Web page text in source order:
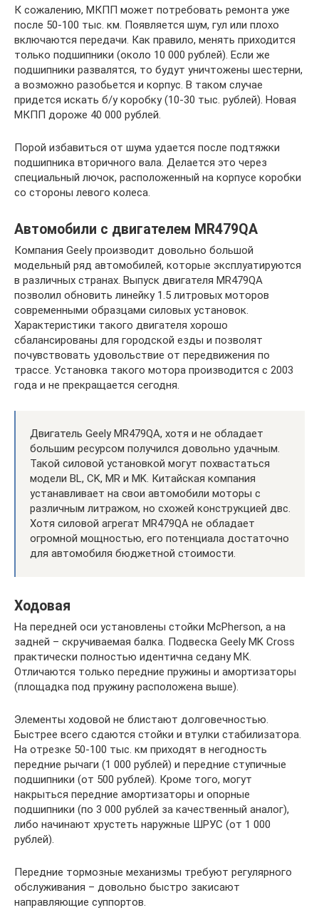
К сожалению, МКПП может потребовать ремонта уже
после 50-100 тыс. км. Появляется шум, гул или плохо
включаются передачи. Как правило, менять приходится
только подшипники (около 10 000 рублей). Если же
подшипники развалятся, то будут уничтожены шестерни,
а возможно разобьется и корпус. В таком случае
придется искать б/у коробку (10-30 тыс. рублей). Новая
МКПП дороже 40 000 рублей.
Порой избавиться от шума удается после подтяжки
подшипника вторичного вала. Делается это через
специальный лючок, расположенный на корпусе коробки
со стороны левого колеса.
Автомобили с двигателем MR479QA
Компания Geely производит довольно большой
модельный ряд автомобилей, которые эксплуатируются
в различных странах. Выпуск двигателя MR479QA
позволил обновить линейку 1.5 литровых моторов
современными образцами силовых установок.
Характеристики такого двигателя хорошо
сбалансированы для городской езды и позволят
почувствовать удовольствие от передвижения по
трассе. Установка такого мотора производится с 2003
года и не прекращается сегодня.
Двигатель Geely MR479QA, хотя и не обладает
большим ресурсом получился довольно удачным.
Такой силовой установкой могут похвастаться
модели BL, CK, MR и MK. Китайская компания
устанавливает на свои автомобили моторы с
различным литражом, но схожей конструкцией двс.
Хотя силовой агрегат MR479QA не обладает
огромной мощностью, его потенциала достаточно
для автомобиля бюджетной стоимости.
Ходовая
На передней оси установлены стойки McPherson, а на
задней – скручиваемая балка. Подвеска Geely MK Cross
практически полностью идентична седану МК.
Отличаются только передние пружины и амортизаторы
(площадка под пружину расположена выше).
Элементы ходовой не блистают долговечностью.
Быстрее всего сдаются стойки и втулки стабилизатора.
На отрезке 50-100 тыс. км приходят в негодность
передние рычаги (1 000 рублей) и передние ступичные
подшипники (от 500 рублей). Кроме того, могут
накрыться передние амортизаторы и опорные
подшипники (по 3 000 рублей за качественный аналог),
либо начинают хрустеть наружные ШРУС (от 1 000
рублей).
Передние тормозные механизмы требуют регулярного
обслуживания – довольно быстро закисают
направляющие суппортов.